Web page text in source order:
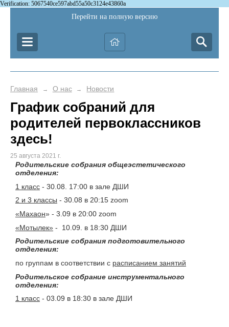
Verification: 5067540ce597abd55a50c3124e43860a
Перейти на полную версию
Главная → О нас → Новости
График собраний для
родителей первоклассников
здесь!
25 августа 2021 г.
Родительские собрания общеэстетического
отделения:
1 класс - 30.08. 17:00 в зале ДШИ
2 и 3 классы - 30.08 в 20:15 zoom
«Махаон» - 3.09 в 20:00 zoom
«Мотылек» - 10.09. в 18:30 ДШИ
Родительские собрания подготовительного
отделения:
по группам в соответствии с расписанием занятий
Родительское собрание инструментального
отделения:
1 класс - 03.09 в 18:30 в зале ДШИ